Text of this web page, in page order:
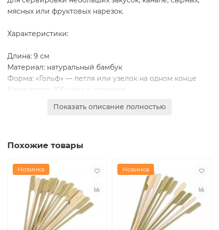
мясных или фруктовых нарезок.
Характеристики:
Длина: 9 см
Материал: натуральный бамбук
Форма: «Гольф» — петля или узелок на одном конце
Количество: 100 штук в упаковке
фуршетных столов, кафе, ресторанов, домашних
Эстетичный и аккуратный внешний вид
Прочность и устойчивость к влаге
Полностью разлагается
Одноразовое и гигиеничное использование
Используются как профессиональными поварами, так и
на домашних вечеринках для аппетитной и удобной
Показать описание полностью
Похожие товары
Новинка Новинка